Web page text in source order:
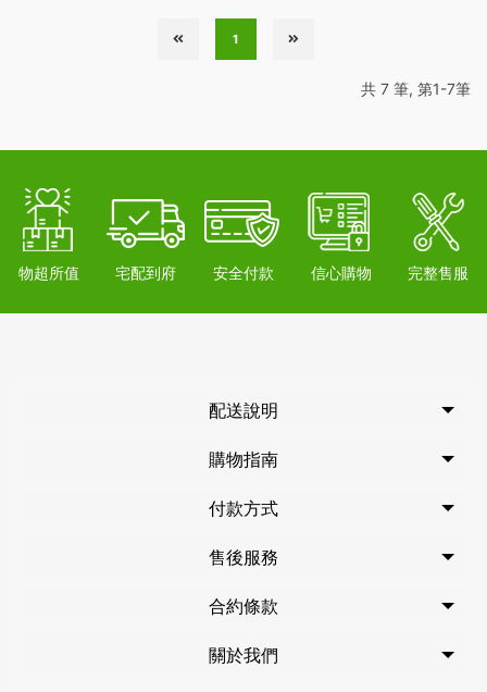
1
共 7 筆, 第1-7筆
物超所值 宅配到府 安全付款 信心購物 完整售服
配送說明
購物指南
付款方式
售後服務
合約條款
關於我們